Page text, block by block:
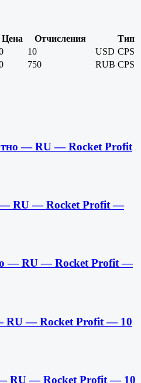
Цена Отчисления
Тип
10 USD CPS
750 RUB CPS
— RU — Rocket Profit
RU — Rocket Profit —
— RU — Rocket Profit —
RU — Rocket Profit — 10
RU — Rocket Profit — 10